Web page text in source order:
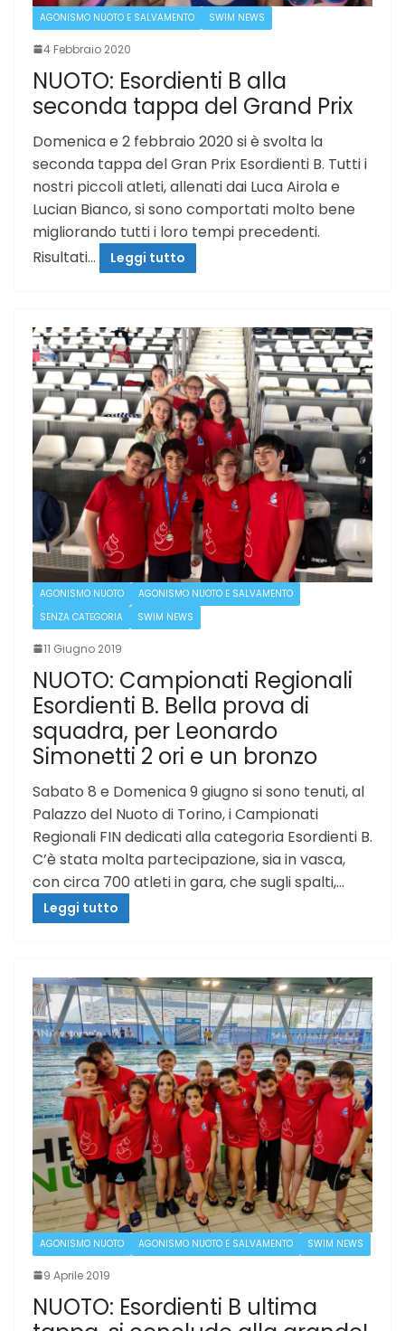
AGONISMO NUOTO E SALVAMENTO SWIM NEWS
4 Febbraio 2020
NUOTO: Esordienti B alla
seconda tappa del Grand Prix
Domenica e 2 febbraio 2020 si è svolta la
seconda tappa del Gran Prix Esordienti B. Tutti i
nostri piccoli atleti, allenati dai Luca Airola e
Lucian Bianco, si sono comportati molto bene
migliorando tutti i loro tempi precedenti.
Risultati…
Leggi tutto
AGONISMO NUOTO
AGONISMO NUOTO E SALVAMENTO
SENZA CATEGORIA
SWIM NEWS
11 Giugno 2019
NUOTO: Campionati Regionali
Esordienti B. Bella prova di
squadra, per Leonardo
Simonetti 2 ori e un bronzo
Sabato 8 e Domenica 9 giugno si sono tenuti, al
Palazzo del Nuoto di Torino, i Campionati
Regionali FIN dedicati alla categoria Esordienti B.
C’è stata molta partecipazione, sia in vasca,
con circa 700 atleti in gara, che sugli spalti,…
Leggi tutto
AGONISMO NUOTO AGONISMO NUOTO E SALVAMENTO SWIM NEWS
9 Aprile 2019
NUOTO: Esordienti B ultima